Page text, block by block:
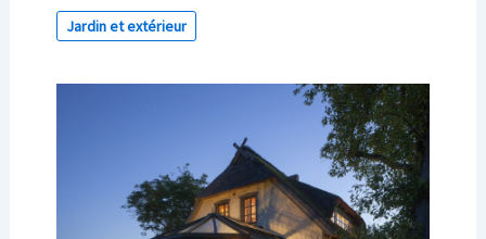
Jardin et extérieur